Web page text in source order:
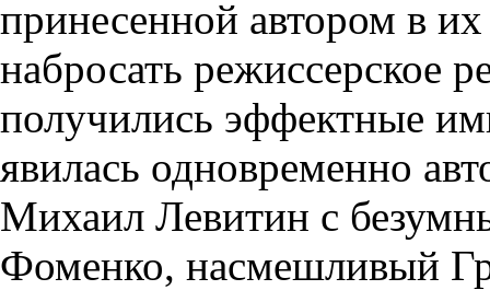
принесенной автором в
набросать режиссерское
получились эффектные
явилась одновременно
Михаил Левитин с
Фоменко, насмешливый